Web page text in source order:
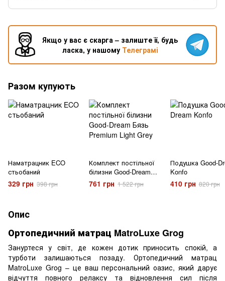
Якщо у вас є скарга – залиште її, будь
ласка, у нашому Телеграмі
Разом купують
Наматрацник ECO
стьобаний
329 грн 398 грн
Комплект постільної
білизни Good-Dream
Бязь Premium Light
Grey
761 грн 1 522 грн
Подушка Good-
Konfo
410 грн 820 грн
Опис
Ортопедичний матрац MatroLuxe Grog
Зануртеся у світ, де кожен дотик приносить спокій, а
турботи залишаються позаду. Ортопедичний матрац
MatroLuxe Grog – це ваш персональний оазис, який дарує
відчуття повного релаксу та відновлення сил після